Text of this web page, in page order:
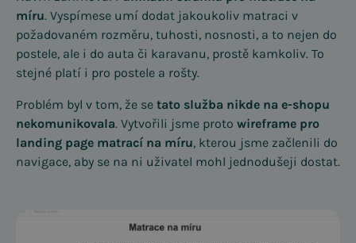
míru. Vyspímese umí dodat jakoukoliv matraci v
požadovaném rozměru, tuhosti, nosnosti, a to nejen do
postele, ale i do auta či karavanu, prostě kamkoliv. To
stejné platí i pro postele a rošty.
Problém byl v tom, že se tato služba nikde na e-shopu
nekomunikovala. Vytvořili jsme proto wireframe pro
landing page matrací na míru, kterou jsme začlenili do
navigace, aby se na ni uživatel mohl jednodušeji dostat.